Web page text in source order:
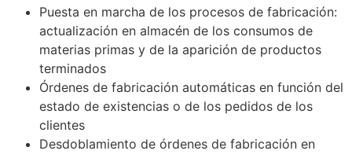
Puesta en marcha de los procesos de fabricación:
actualización en almacén de los consumos de
materias primas y de la aparición de productos
terminados
Órdenes de fabricación automáticas en función del
estado de existencias o de los pedidos de los
clientes
Desdoblamiento de órdenes de fabricación en